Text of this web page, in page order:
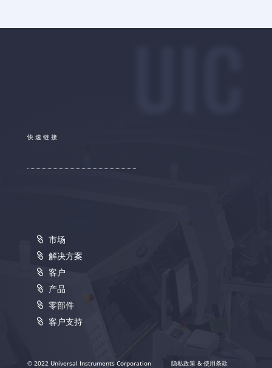
快速链接
市场
解决方案
客户
产品
零部件
客户支持
© 2022 Universal Instruments Corporation 隐私政策 & 使用条款